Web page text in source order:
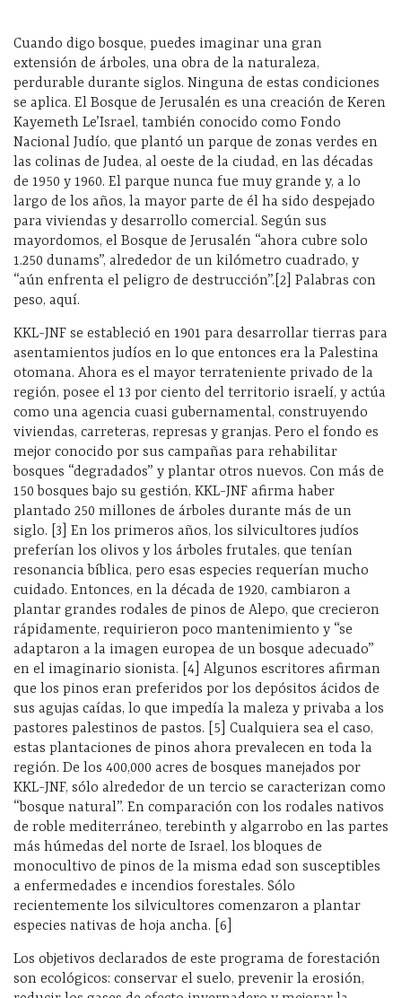
Cuando digo bosque, puedes imaginar una gran
extensión de árboles, una obra de la naturaleza,
perdurable durante siglos. Ninguna de estas condiciones
se aplica. El Bosque de Jerusalén es una creación de Keren
Kayemeth Le’Israel, también conocido como Fondo
Nacional Judío, que plantó un parque de zonas verdes en
las colinas de Judea, al oeste de la ciudad, en las décadas
de 1950 y 1960. El parque nunca fue muy grande y, a lo
largo de los años, la mayor parte de él ha sido despejado
para viviendas y desarrollo comercial. Según sus
mayordomos, el Bosque de Jerusalén “ahora cubre solo
1.250 dunams”, alrededor de un kilómetro cuadrado, y
“aún enfrenta el peligro de destrucción”.[2] Palabras con
peso, aquí.
KKL-JNF se estableció en 1901 para desarrollar tierras para
asentamientos judíos en lo que entonces era la Palestina
otomana. Ahora es el mayor terrateniente privado de la
región, posee el 13 por ciento del territorio israelí, y actúa
como una agencia cuasi gubernamental, construyendo
viviendas, carreteras, represas y granjas. Pero el fondo es
mejor conocido por sus campañas para rehabilitar
bosques “degradados” y plantar otros nuevos. Con más de
150 bosques bajo su gestión, KKL-JNF afirma haber
plantado 250 millones de árboles durante más de un
siglo. [3] En los primeros años, los silvicultores judíos
preferían los olivos y los árboles frutales, que tenían
resonancia bíblica, pero esas especies requerían mucho
cuidado. Entonces, en la década de 1920, cambiaron a
plantar grandes rodales de pinos de Alepo, que crecieron
rápidamente, requirieron poco mantenimiento y “se
adaptaron a la imagen europea de un bosque adecuado”
en el imaginario sionista. [4] Algunos escritores afirman
que los pinos eran preferidos por los depósitos ácidos de
sus agujas caídas, lo que impedía la maleza y privaba a los
pastores palestinos de pastos. [5] Cualquiera sea el caso,
estas plantaciones de pinos ahora prevalecen en toda la
región. De los 400,000 acres de bosques manejados por
KKL-JNF, sólo alrededor de un tercio se caracterizan como
“bosque natural”. En comparación con los rodales nativos
de roble mediterráneo, terebinth y algarrobo en las partes
más húmedas del norte de Israel, los bloques de
monocultivo de pinos de la misma edad son susceptibles
a enfermedades e incendios forestales. Sólo
recientemente los silvicultores comenzaron a plantar
especies nativas de hoja ancha. [6]
Los objetivos declarados de este programa de forestación
son ecológicos: conservar el suelo, prevenir la erosión,